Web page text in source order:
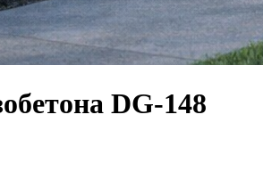
DG-148